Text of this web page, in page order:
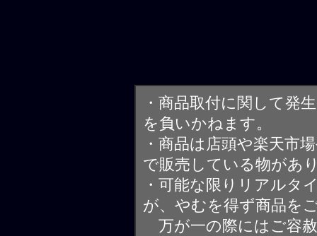
・商品取付に関して発
を負いかねます。
・商品は店頭や楽天市
で販売している物があ
・可能な限りリアルタ
が、やむを得ず商品を
万が一の際にはご容